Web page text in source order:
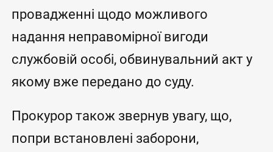
провадженні щодо можливого
надання неправомірної вигоди
службовій особі, обвинувальний акт у
якому вже передано до суду.
Прокурор також звернув увагу, що,
попри встановлені заборони,